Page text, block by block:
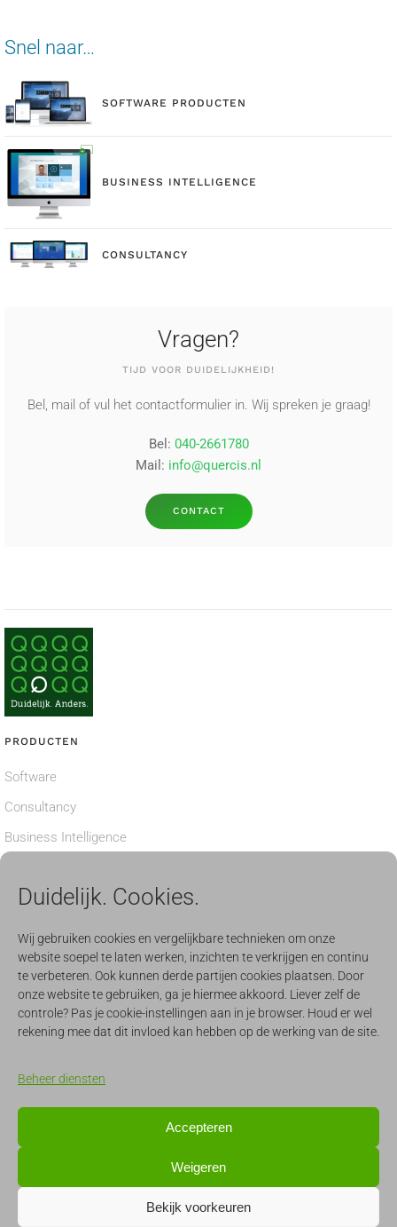
Duidelijk. Cookies.
Wij gebruiken cookies en vergelijkbare technieken om onze
website soepel te laten werken, inzichten te verkrijgen en continu
te verbeteren. Ook kunnen derde partijen cookies plaatsen. Door
onze website te gebruiken, ga je hiermee akkoord. Liever zelf de
controle? Pas je cookie-instellingen aan in je browser. Houd er wel
rekening mee dat dit invloed kan hebben op de werking van de site.
Beheer diensten
Accepteren
Weigeren
Bekijk voorkeuren
Snel naar…
SOFTWARE PRODUCTEN
BUSINESS INTELLIGENCE
CONSULTANCY
Vragen?
TIJD VOOR DUIDELIJKHEID!
Bel, mail of vul het contactformulier in. Wij spreken je graag!
Bel: 040-2661780
Mail: info@quercis.nl
CONTACT
PRODUCTEN
Software
Consultancy
Business Intelligence
Cookiebeleid
BEDRIJF
Nieuws
Aanmelden nieuwsbrief
Werken